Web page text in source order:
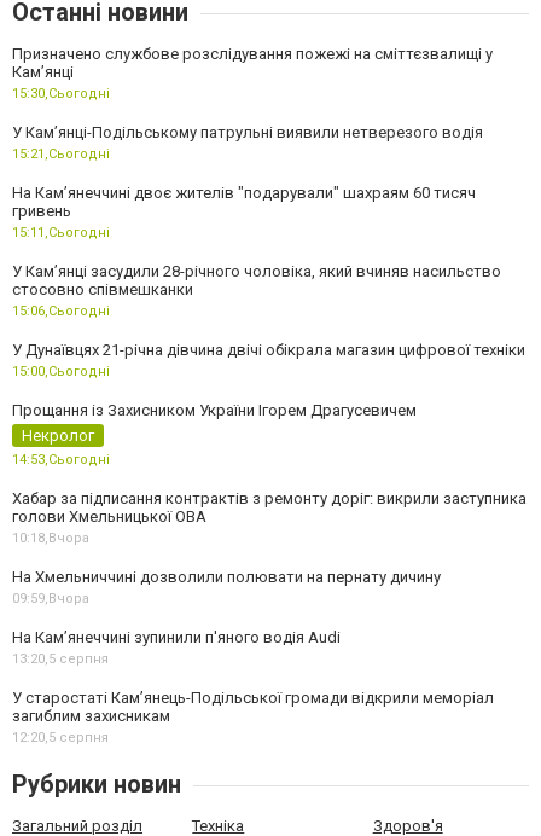
Останні новини
Призначено службове розслідування пожежі на сміттєзвалищі у
Кам’янці
15:30,Сьогодні
У Кам’янці-Подільському патрульні виявили нетверезого водія
15:21,Сьогодні
На Камʼянеччині двоє жителів "подарували" шахраям 60 тисяч
гривень
15:11,Сьогодні
У Камʼянці засудили 28-річного чоловіка, який вчиняв насильство
стосовно співмешканки
15:06,Сьогодні
У Дунаївцях 21-річна дівчина двічі обікрала магазин цифрової техніки
15:00,Сьогодні
Прощання із Захисником України Ігорем Драгусевичем
Некролог
14:53,Сьогодні
Хабар за підписання контрактів з ремонту доріг: викрили заступника
голови Хмельницької ОВА
10:18,Вчора
На Хмельниччині дозволили полювати на пернату дичину
09:59,Вчора
На Камʼянеччині зупинили п'яного водія Audi
13:20,5 серпня
У старостаті Кам’янець-Подільської громади відкрили меморіал
загиблим захисникам
12:20,5 серпня
Рубрики новин
Загальний розділ Техніка Здоров'я